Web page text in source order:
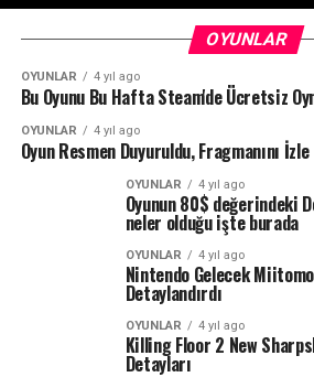
OYUNLAR
OYUNLAR 4 yıl ago
Bu Oyunu Bu Hafta Steam'de Ücretsiz
OYUNLAR 4 yıl ago
Oyun Resmen Duyuruldu, Fragmanını İzle
OYUNLAR 4 yıl ago
Oyunun 80$ değerindeki
neler olduğu işte burada
OYUNLAR 4 yıl ago
Nintendo Gelecek
Detaylandırdı
OYUNLAR 4 yıl ago
Killing Floor 2 New
Detayları